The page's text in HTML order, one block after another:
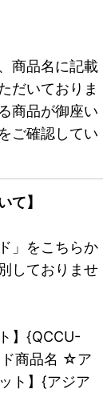
商品名に記載
だいておりま
商品が御座い
ご確認してい
て】
」をこちらか
しておりませ
】{QCCU-
ド商品名 ☆ア
ト】{アジア